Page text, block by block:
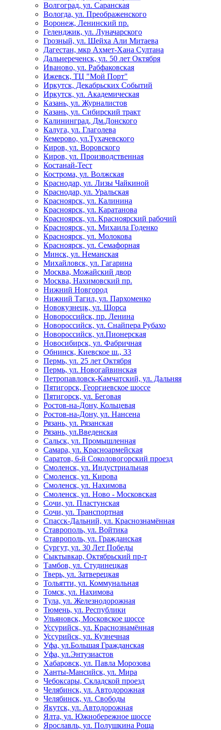
Волгоград, ул. Саранская
Вологда, ул. Преображенского
Воронеж, Ленинский пр.
Геленджик, ул. Луначарского
Грозный, ул. Шейха Али Митаева
Дагестан, мкр Ахмет-Хана Султана
Дальнереченск, ул. 50 лет Октября
Иваново, ул. Рабфаковская
Ижевск, ТЦ "Мой Порт"
Иркутск, Декабрьских Событий
Иркутск, ул. Академическая
Казань, ул. Журналистов
Казань, ул. Сибирский тракт
Калининград, Дм.Донского
Калуга, ул. Глаголева
Кемерово, ул.Тухачевского
Киров, ул. Воровского
Киров, ул. Производственная
Костанай-Тест
Кострома, ул. Волжская
Краснодар, ул. Лизы Чайкиной
Краснодар, ул. Уральская
Красноярск, ул. Калинина
Красноярск, ул. Каратанова
Красноярск, ул. Красноярский рабочий
Красноярск, ул. Михаила Годенко
Красноярск, ул. Молокова
Красноярск, ул. Семафорная
Минск, ул. Неманская
Михайловск, ул. Гагарина
Москва, Можайский двор
Москва, Нахимовский пр.
Нижний Новгород
Нижний Тагил, ул. Пархоменко
Новокузнецк, ул. Щорса
Новороссийск, пр. Ленина
Новороссийск, ул. Снайпера Рубахо
Новороссийск, ул.Пионерская
Новосибирск, ул. Фабричная
Обнинск, Киевское ш., 33
Пермь, ул. 25 лет Октября
Пермь, ул. Новогайвинская
Петропавловск-Камчатский, ул. Дальняя
Пятигорск, Георгиевское шоссе
Пятигорск, ул. Беговая
Ростов-на-Дону, Кольцевая
Ростов-на-Дону, ул. Нансена
Рязань, ул. Рязанская
Рязань, ул.Введенская
Сальск, ул. Промышленная
Самара, ул. Красноармейская
Саратов, 6-й Соколовогорский проезд
Смоленск, ул. Индустриальная
Смоленск, ул. Кирова
Смоленск, ул. Нахимова
Смоленск, ул. Ново - Московская
Сочи, ул. Пластунская
Сочи, ул. Транспортная
Спасск-Дальний, ул. Краснознамённая
Ставрополь, ул. Войтика
Ставрополь, ул. Гражданская
Сургут, ул. 30 Лет Победы
Сыктывкар, Октябрьский пр-т
Тамбов, ул. Студинецкая
Тверь, ул. Затверецкая
Тольятти, ул. Коммунальная
Томск, ул. Нахимова
Тула, ул. Железнодорожная
Тюмень, ул. Республики
Ульяновск, Московское шоссе
Уссурийск, ул. Краснознамённая
Уссурийск, ул. Кузнечная
Уфа, ул.Большая Гражданская
Уфа, ул.Энтузиастов
Хабаровск, ул. Павла Морозова
Ханты-Мансийск, ул. Мира
Чебоксары, Складской проезд
Челябинск, ул. Автодорожная
Челябинск, ул. Свободы
Якутск, ул. Автодорожная
Ялта, ул. Южнобережное шоссе
Ярославль, ул. Полушкина Роща